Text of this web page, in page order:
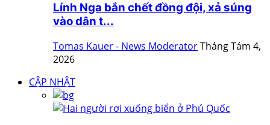
Lính Nga bắn chết đồng đội, xả súng
vào dân t...
Tomas Kauer - News ModeratorTháng Tám 4,
2026
CẬP NHẬT